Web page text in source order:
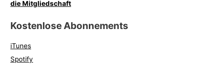
die Mitgliedschaft
Kostenlose Abonnements
iTunes
Spotify